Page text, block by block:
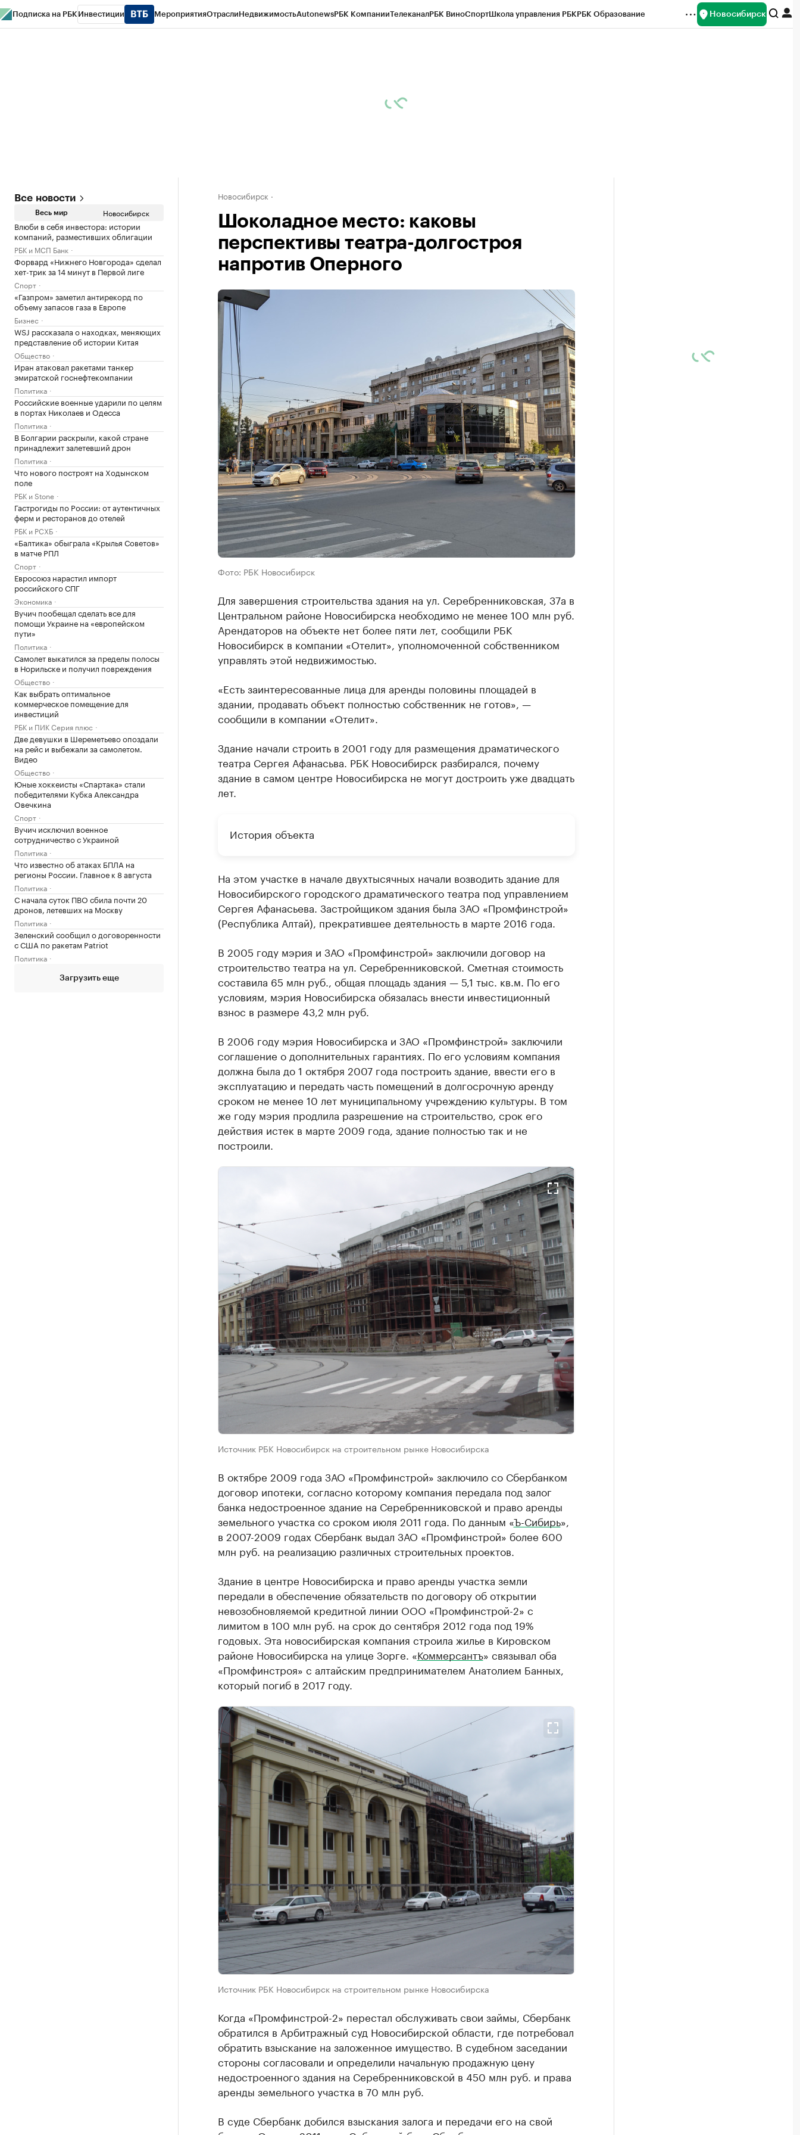
Подписка на РБК Инвестиции МероприятияОтраслиНедвижимостьAutonewsРБК КомпанииТелеканалРБК ВиноСпортШкола управления РБКРБК Образование Новосибирск
Все новости
Весь мир Новосибирск
Влюби в себя инвестора: истории
компаний, разместивших облигации
РБК и МСП Банк
Форвард «Нижнего Новгорода» сделал
хет-трик за 14 минут в Первой лиге
Спорт
«Газпром» заметил антирекорд по
объему запасов газа в Европе
Бизнес
WSJ рассказала о находках, меняющих
представление об истории Китая
Общество
Иран атаковал ракетами танкер
эмиратской госнефтекомпании
Политика
Российские военные ударили по целям
в портах Николаев и Одесса
Политика
В Болгарии раскрыли, какой стране
принадлежит залетевший дрон
Политика
Что нового построят на Ходынском
поле
РБК и Stone
Гастрогиды по России: от аутентичных
ферм и ресторанов до отелей
РБК и РСХБ
«Балтика» обыграла «Крылья Советов»
в матче РПЛ
Спорт
Евросоюз нарастил импорт
российского СПГ
Экономика
Вучич пообещал сделать все для
помощи Украине на «европейском
пути»
Политика
Самолет выкатился за пределы полосы
в Норильске и получил повреждения
Общество
Как выбрать оптимальное
коммерческое помещение для
инвестиций
РБК и ПИК Серия плюс
Две девушки в Шереметьево опоздали
на рейс и выбежали за самолетом.
Видео
Общество
Юные хоккеисты «Спартака» стали
победителями Кубка Александра
Овечкина
Спорт
Вучич исключил военное
сотрудничество с Украиной
Политика
Что известно об атаках БПЛА на
регионы России. Главное к 8 августа
Политика
С начала суток ПВО сбила почти 20
дронов, летевших на Москву
Политика
Зеленский сообщил о договоренности
с США по ракетам Patriot
Политика
Загрузить еще
Новосибирск
Шоколадное место: каковы
перспективы театра-долгостроя
напротив Оперного
Фото: РБК Новосибирск
Для завершения строительства здания на ул. Серебренниковская, 37а в
Центральном районе Новосибирска необходимо не менее 100 млн руб.
Арендаторов на объекте нет более пяти лет, сообщили РБК
Новосибирск в компании «Отелит», уполномоченной собственником
управлять этой недвижимостью.
«Есть заинтересованные лица для аренды половины площадей в
здании, продавать объект полностью собственник не готов», —
сообщили в компании «Отелит».
Здание начали строить в 2001 году для размещения драматического
театра Сергея Афанасьва. РБК Новосибирск разбирался, почему
здание в самом центре Новосибирска не могут достроить уже двадцать
лет.
История объекта
На этом участке в начале двухтысячных начали возводить здание для
Новосибирского городского драматического театра под управлением
Сергея Афанасьева. Застройщиком здания была ЗАО «Промфинстрой»
(Республика Алтай), прекратившее деятельность в марте 2016 года.
В 2005 году мэрия и ЗАО «Промфинстрой» заключили договор на
строительство театра на ул. Серебренниковской. Сметная стоимость
составила 65 млн руб., общая площадь здания — 5,1 тыс. кв.м. По его
условиям, мэрия Новосибирска обязалась внести инвестиционный
взнос в размере 43,2 млн руб.
В 2006 году мэрия Новосибирска и ЗАО «Промфинстрой» заключили
соглашение о дополнительных гарантиях. По его условиям компания
должна была до 1 октября 2007 года построить здание, ввести его в
эксплуатацию и передать часть помещений в долгосрочную аренду
сроком не менее 10 лет муниципальному учреждению культуры. В том
же году мэрия продлила разрешение на строительство, срок его
действия истек в марте 2009 года, здание полностью так и не
построили.
Источник РБК Новосибирск на строительном рынке Новосибирска
В октябре 2009 года ЗАО «Промфинстрой» заключило со Сбербанком
договор ипотеки, согласно которому компания передала под залог
банка недостроенное здание на Серебренниковской и право аренды
земельного участка со сроком июля 2011 года. По данным «Ъ-Сибирь»,
в 2007-2009 годах Сбербанк выдал ЗАО «Промфинстрой» более 600
млн руб. на реализацию различных строительных проектов.
Здание в центре Новосибирска и право аренды участка земли
передали в обеспечение обязательств по договору об открытии
невозобновляемой кредитной линии ООО «Промфинстрой-2» с
лимитом в 100 млн руб. на срок до сентября 2012 года под 19%
годовых. Эта новосибирская компания строила жилье в Кировском
районе Новосибирска на улице Зорге. «Коммерсантъ» связывал оба
«Промфинстроя» с алтайским предпринимателем Анатолием Банных,
который погиб в 2017 году.
Источник РБК Новосибирск на строительном рынке Новосибирска
Когда «Промфинстрой-2» перестал обслуживать свои займы, Сбербанк
обратился в Арбитражный суд Новосибирской области, где потребовал
обратить взыскание на заложенное имущество. В судебном заседании
стороны согласовали и определили начальную продажную цену
недостроенного здания на Серебренниковской в 450 млн руб. и права
аренды земельного участка в 70 млн руб.
В суде Сбербанк добился взыскания залога и передачи его на свой